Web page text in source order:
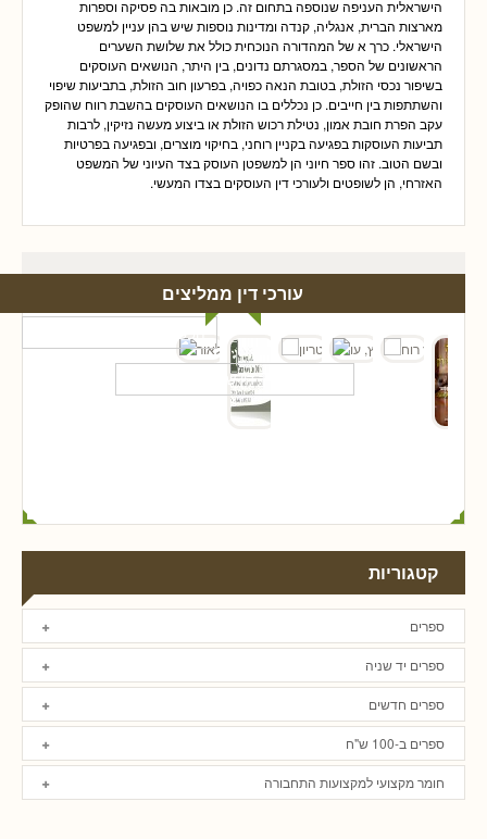
הישראלית העניפה שנוספה בתחום זה. כן מובאות בה פסיקה וספרות
מארצות הברית, אנגליה, קנדה ומדינות נוספות שיש בהן עניין למשפט
הישראלי. כרך א של המהדורה הנוכחית כולל את שלושת השערים
הראשונים של הספר, במסגרתם נדונים, בין היתר, הנושאים העוסקים
בשיפור נכסי הזולת, בטובת הנאה כפויה, בפרעון חוב הזולת, בתביעות שיפוי
והשתתפות בין חייבים. כן נכללים בו הנושאים העוסקים בהשבת רווח שהופק
עקב הפרת חובת אמון, נטילת רכוש הזולת או ביצוע מעשה נזיקין, לרבות
תביעות העוסקות בפגיעה בקניין רוחני, בחיקוי מוצרים, ובפגיעה בפרטיות
ובשם הטוב. זהו ספר חיוני הן למשפטן העוסק בצד העיוני של המשפט
האזרחי, הן לשופטים ולעורכי דין העוסקים בצדו המעשי.
עורכי דין ממליצים
קטגוריות
ספרים
ספרים יד שניה
ספרים חדשים
ספרים ב-100 ש"ח
חומר מקצועי למקצועות התחבורה